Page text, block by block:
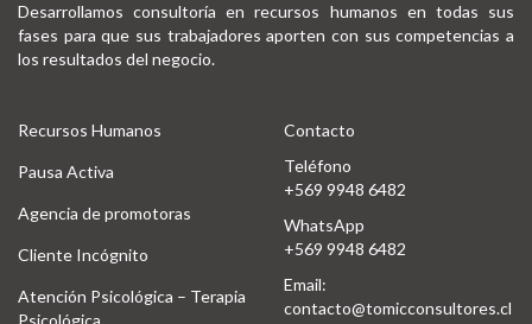
Desarrollamos consultoría en recursos humanos en todas sus
fases para que sus trabajadores aporten con sus competencias a
los resultados del negocio.
Recursos Humanos
Pausa Activa
Agencia de promotoras
Cliente Incógnito
Atención Psicológica – Terapia
Contacto
Teléfono
+569 9948 6482
WhatsApp
+569 9948 6482
Email:
contacto@tomicconsultores.cl